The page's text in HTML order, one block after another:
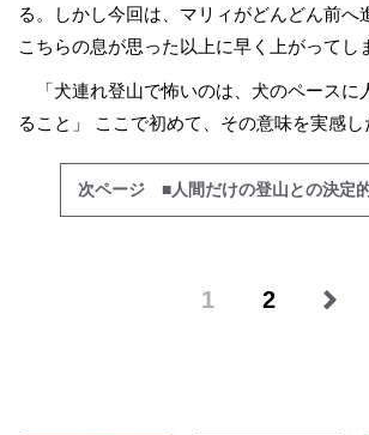
る。しかし今回は、マリィがどんどん前へ
こちらの息が思った以上に早く上がってし
「犬連れ登山で怖いのは、犬のペースに
ること」 ここで初めて、その意味を実感し
次ページ ■人間だけの登山との決定
1 2